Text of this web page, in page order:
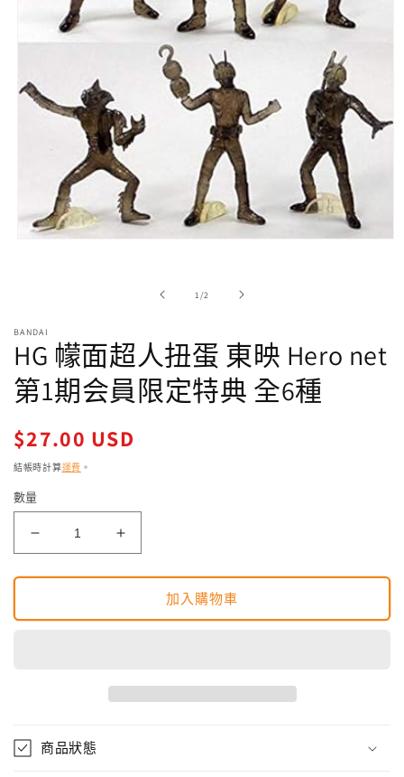
中
開
啟
多
媒
檔
1
1 //2
BANDAI
HG 幪面超人扭蛋 東映 Hero net
第1期会員限定特典 全6種
定
價
$27.00 USD
結帳時計算運費 。
數量
Hero
HG
蛋
東
加入購物車
商品狀態